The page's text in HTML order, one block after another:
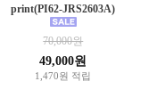
print(PI62-JRS2603A)
70,000원
49,000원
1,470원 적립